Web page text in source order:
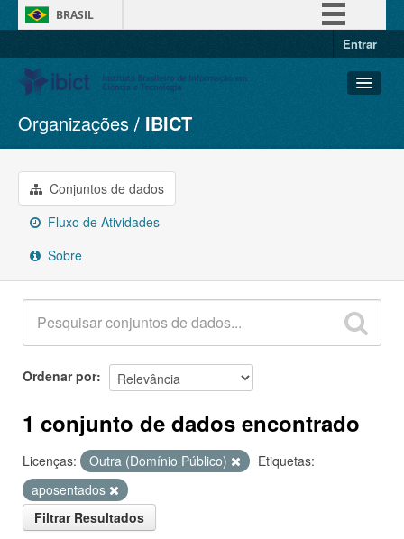
BRASIL
Entrar
Conjuntos de dados
Organizações
Grupos
Sobre
Organizações IBICT
Conjuntos de dados
Fluxo de Atividades
Sobre
Ordenar por
1 conjunto de dados encontrado
Licenças: Outra (Domínio Público)
Etiquetas:
aposentados
Filtrar Resultados